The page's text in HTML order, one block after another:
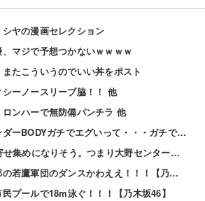
シヤの漫画セレクション
マジで予想つかないｗｗｗｗ
たこういうのでいい丼をポスト
ーノースリーブ脇！！ 他
ロンハーで無防備パンチラ 他
金村美玖さんのスレンダーBODYガチでエグいって・・・ガチでエグいって・・・ 他
青葉坂46、各新人の寄せ集めになりそう。つまり大野センターだな
【動画】乃木坂野球部の若鷹軍団のダンスかわええ！！！【乃木坂46】
プールで18m泳ぐ！！！【乃木坂46】